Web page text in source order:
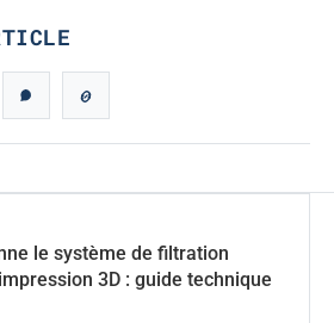
le système de filtration
3D : guide technique